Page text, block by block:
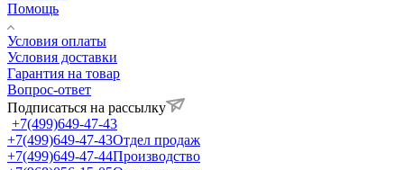
Помощь
Условия оплаты
Условия доставки
Гарантия на товар
Вопрос-ответ
Подписаться на рассылку
+7(499)649-47-43
+7(499)649-47-43Отдел продаж
+7(499)649-47-44Производство